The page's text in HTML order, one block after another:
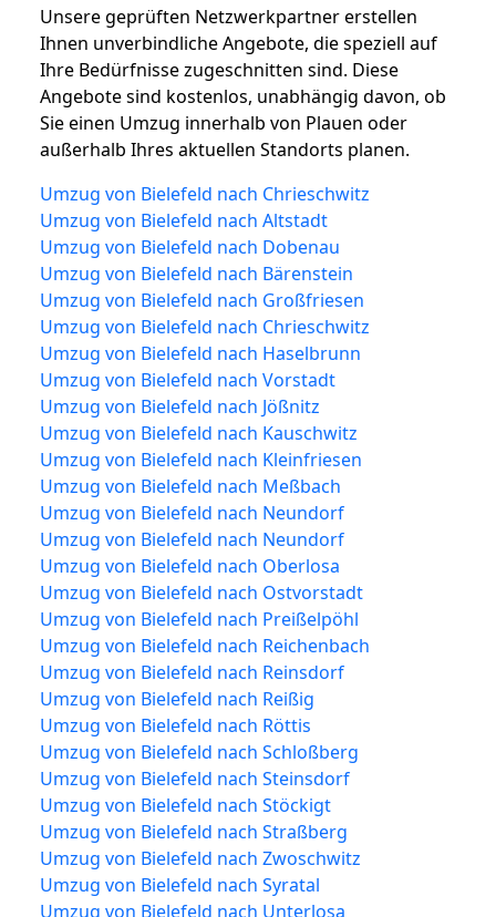
Unsere geprüften Netzwerkpartner erstellen
Ihnen unverbindliche Angebote, die speziell auf
Ihre Bedürfnisse zugeschnitten sind. Diese
Angebote sind kostenlos, unabhängig davon, ob
Sie einen Umzug innerhalb von Plauen oder
außerhalb Ihres aktuellen Standorts planen.
Umzug von Bielefeld nach Chrieschwitz
Umzug von Bielefeld nach Altstadt
Umzug von Bielefeld nach Dobenau
Umzug von Bielefeld nach Bärenstein
Umzug von Bielefeld nach Großfriesen
Umzug von Bielefeld nach Chrieschwitz
Umzug von Bielefeld nach Haselbrunn
Umzug von Bielefeld nach Vorstadt
Umzug von Bielefeld nach Jößnitz
Umzug von Bielefeld nach Kauschwitz
Umzug von Bielefeld nach Kleinfriesen
Umzug von Bielefeld nach Meßbach
Umzug von Bielefeld nach Neundorf
Umzug von Bielefeld nach Neundorf
Umzug von Bielefeld nach Oberlosa
Umzug von Bielefeld nach Ostvorstadt
Umzug von Bielefeld nach Preißelpöhl
Umzug von Bielefeld nach Reichenbach
Umzug von Bielefeld nach Reinsdorf
Umzug von Bielefeld nach Reißig
Umzug von Bielefeld nach Röttis
Umzug von Bielefeld nach Schloßberg
Umzug von Bielefeld nach Steinsdorf
Umzug von Bielefeld nach Stöckigt
Umzug von Bielefeld nach Straßberg
Umzug von Bielefeld nach Zwoschwitz
Umzug von Bielefeld nach Syratal
Umzug von Bielefeld nach Unterlosa